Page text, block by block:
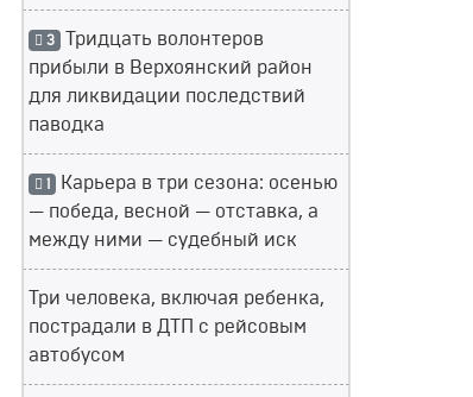
3 Тридцать волонтеров
прибыли в Верхоянский район
для ликвидации последствий
паводка
1 Карьера в три сезона: осенью
— победа, весной — отставка, а
между ними — судебный иск
Три человека, включая ребенка,
пострадали в ДТП с рейсовым
автобусом